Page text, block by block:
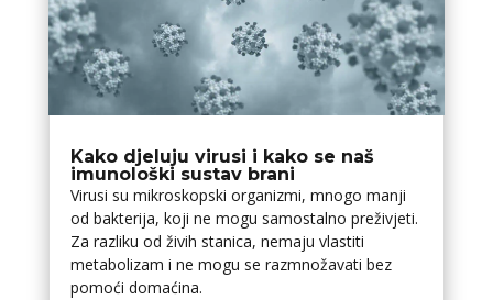
Kako djeluju virusi i kako se naš
imunološki sustav brani
Virusi su mikroskopski organizmi, mnogo manji
od bakterija, koji ne mogu samostalno preživjeti.
Za razliku od živih stanica, nemaju vlastiti
metabolizam i ne mogu se razmnožavati bez
pomoći domaćina.